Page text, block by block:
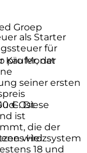
Groep
pro Monat
Ost
Heizsystem
als Starter
für
Käufer, der
seiner ersten
€. Diese
ist
die der
wird.
18 und